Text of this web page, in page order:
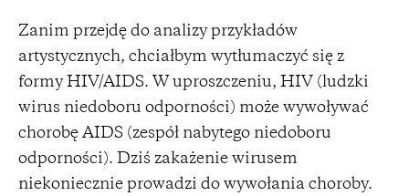
Zanim przejdę do analizy przykładów
artystycznych, chciałbym wytłumaczyć się z
formy HIV/AIDS. W uproszczeniu, HIV (ludzki
wirus niedoboru odporności) może wywoływać
chorobę AIDS (zespół nabytego niedoboru
odporności). Dziś zakażenie wirusem
niekoniecznie prowadzi do wywołania choroby.